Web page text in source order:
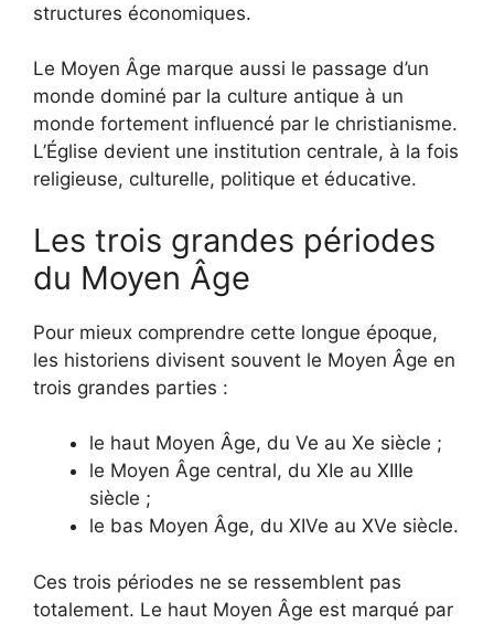
structures économiques.
Le Moyen Âge marque aussi le passage d’un
monde dominé par la culture antique à un
monde fortement influencé par le christianisme.
L’Église devient une institution centrale, à la fois
religieuse, culturelle, politique et éducative.
Les trois grandes périodes
du Moyen Âge
Pour mieux comprendre cette longue époque,
les historiens divisent souvent le Moyen Âge en
trois grandes parties :
le haut Moyen Âge, du Ve au Xe siècle ;
le Moyen Âge central, du XIe au XIIIe
siècle ;
le bas Moyen Âge, du XIVe au XVe siècle.
Ces trois périodes ne se ressemblent pas
totalement. Le haut Moyen Âge est marqué par